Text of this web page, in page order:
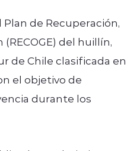
de Recuperación,
del huillín,
de Chile clasificada en
el objetivo de
durante los